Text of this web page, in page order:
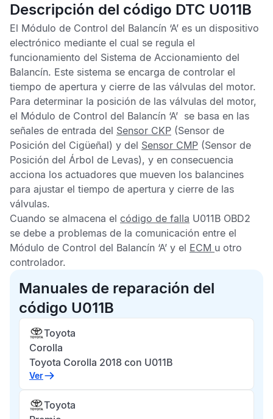
Descripción del código DTC U011B
El Módulo de Control del Balancín ‘A’ es un dispositivo
electrónico mediante el cual se regula el
funcionamiento del Sistema de Accionamiento del
Balancín. Este sistema se encarga de controlar el
tiempo de apertura y cierre de las válvulas del motor.
Para determinar la posición de las válvulas del motor,
el Módulo de Control del Balancín ‘A’ se basa en las
señales de entrada del Sensor CKP (Sensor de
Posición del Cigüeñal) y del Sensor CMP (Sensor de
Posición del Árbol de Levas), y en consecuencia
acciona los actuadores que mueven los balancines
para ajustar el tiempo de apertura y cierre de las
válvulas.
Cuando se almacena el código de falla U011B OBD2
se debe a problemas de la comunicación entre el
Módulo de Control del Balancín ‘A’ y el ECM u otro
controlador.
Manuales de reparación del
código U011B
Toyota
Corolla
Toyota Corolla 2018 con U011B
Ver
Toyota